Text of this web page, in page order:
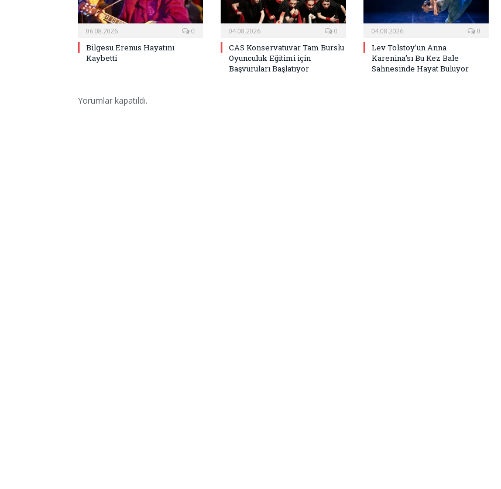
06.08.2026 0
Bilgesu Erenus Hayatını
Kaybetti
04.08.2026 0
CAS Konservatuvar Tam Burslu
Oyunculuk Eğitimi için
Başvuruları Başlatıyor
04.08.2026 0
Lev Tolstoy’un Anna
Karenina’sı Bu Kez Bale
Sahnesinde Hayat Buluyor
Yorumlar kapatıldı.